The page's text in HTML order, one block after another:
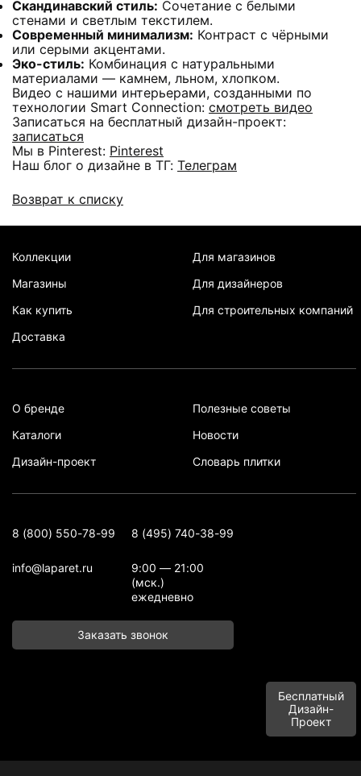
Скандинавский стиль: Сочетание с белыми
стенами и светлым текстилем.
Современный минимализм: Контраст с чёрными
или серыми акцентами.
Эко-стиль: Комбинация с натуральными
материалами — камнем, льном, хлопком.
Видео с нашими интерьерами, созданными по
технологии Smart Connection: смотреть видео
Записаться на бесплатный дизайн-проект:
записаться
Мы в Pinterest: Pinterest
Наш блог о дизайне в ТГ: Телеграм
Возврат к списку
Коллекции
Магазины
Как купить
Доставка
Для магазинов
Для дизайнеров
Для строительных компаний
О бренде
Каталоги
Дизайн-проект
Полезные советы
Новости
Словарь плитки
8 (800) 550-78-99 8 (495) 740-38-99
info@laparet.ru
9:00 — 21:00
(мск.)
ежедневно
Заказать звонок
Бесплатный
Дизайн-
Проект